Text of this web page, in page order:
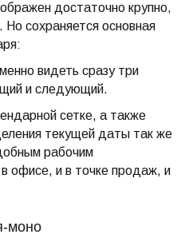
достаточно крупно,
Но сохраняется основная
видеть сразу три
и следующий.
сетке, а также
текущей даты так же
рабочим
офисе, и в точке продаж, и
моно